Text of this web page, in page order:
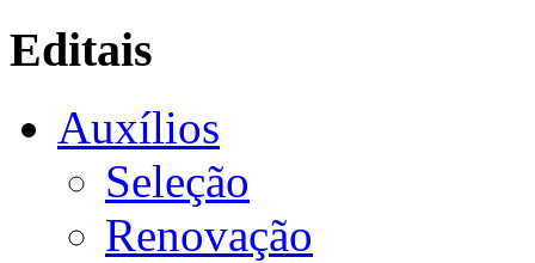
Editais
Auxílios
Seleção
Renovação